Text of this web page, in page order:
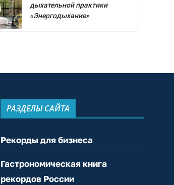
дыхательной практики
«Энергодыхание»
РАЗДЕЛЫ САЙТА
Рекорды для бизнеса
Гастрономическая книга
рекордов России